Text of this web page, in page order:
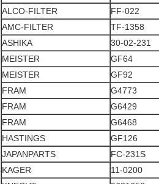
ALCO-FILTER
FF-022
AMC-FILTER
TF-1358
ASHIKA
30-02-231
MEISTER
GF64
MEISTER
GF92
FRAM
G4773
FRAM
G6429
FRAM
G6468
HASTINGS
GF126
JAPANPARTS
FC-231S
KAGER
11-0200